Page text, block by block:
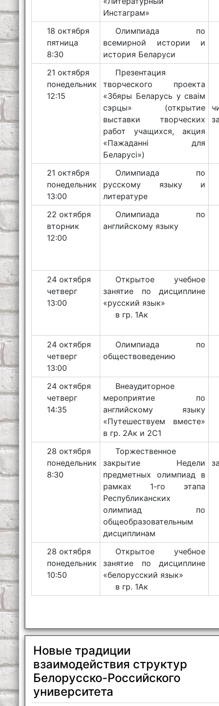
Инстаграм»
18 октября
пятница
8:30
Олимпиада по
всемирной истории и
история Беларуси
21 октября
понедельник
12:15
Презентация
творческого проекта
«Збяры Беларусь у сваiм
сэрцы» (открытие
выставки творческих
работ учащихся, акция
«Пажаданнi для
Беларусi»)
21 октября
понедельник
13:00
Олимпиада по
русскому языку и
литературе
22 октября
вторник
12:00
Олимпиада по
английскому языку
24 октября
четверг
13:00
Открытое учебное
занятие по дисциплине
«русский язык»
в гр. 1Ак
24 октября
четверг
13:00
Олимпиада по
обществоведению
24 октября
четверг
14:35
Внеаудиторное
мероприятие по
английскому языку
«Путешествуем вместе»
в гр. 2Ак и 2С1
28 октября
понедельник
8:30
Торжественное
закрытие Недели
предметных олимпиад в
рамках 1-го этапа
Республиканских
олимпиад по
общеобразовательным
дисциплинам
28 октября
понедельник
10:50
Открытое учебное
занятие по дисциплине
«белорусский язык»
в гр. 1Ак
Новые традиции
взаимодействия структур
Белорусско-Российского
университета